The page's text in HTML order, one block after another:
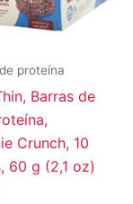
proteína
Barras de
Crunch, 10
60 g (2,1 oz)